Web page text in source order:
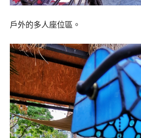
戶外的多人座位區。